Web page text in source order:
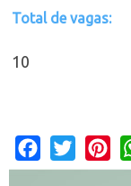
Total de vagas:
10
Facebook
Twitter